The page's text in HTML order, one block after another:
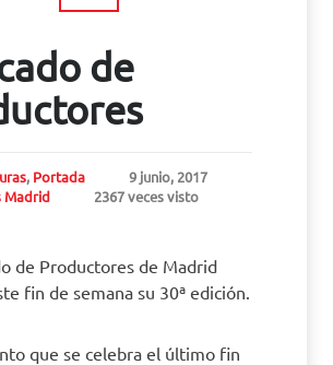
de
, Portada
9 junio, 2017
Madrid
2367 veces visto
de Productores de Madrid
fin de semana su 30ª edición.
que se celebra el último fin